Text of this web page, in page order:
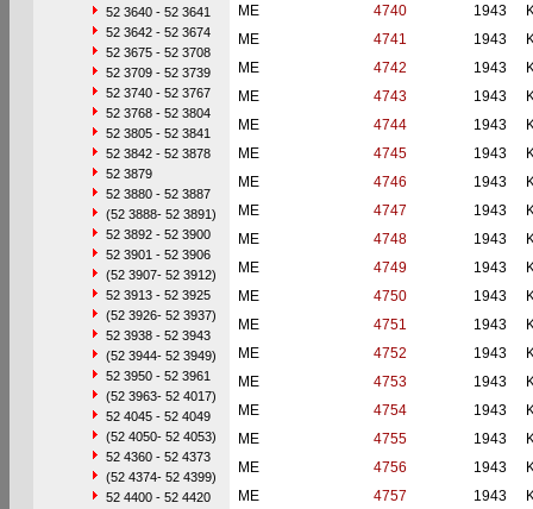
52 3640 - 52 3641
52 3642 - 52 3674
52 3675 - 52 3708
52 3709 - 52 3739
52 3740 - 52 3767
52 3768 - 52 3804
52 3805 - 52 3841
52 3842 - 52 3878
52 3879
52 3880 - 52 3887
(52 3888- 52 3891)
52 3892 - 52 3900
52 3901 - 52 3906
(52 3907- 52 3912)
52 3913 - 52 3925
(52 3926- 52 3937)
52 3938 - 52 3943
(52 3944- 52 3949)
52 3950 - 52 3961
(52 3963- 52 4017)
52 4045 - 52 4049
(52 4050- 52 4053)
52 4360 - 52 4373
(52 4374- 52 4399)
52 4400 - 52 4420
ME
4740 1943
ME
4741 1943
ME
4742 1943
ME
4743 1943
ME
4744 1943
ME
4745 1943
ME
4746 1943
ME
4747 1943
ME
4748 1943
ME
4749 1943
ME
4750 1943
ME
4751 1943
ME
4752 1943
ME
4753 1943
ME
4754 1943
ME
4755 1943
ME
4756 1943
ME
4757 1943